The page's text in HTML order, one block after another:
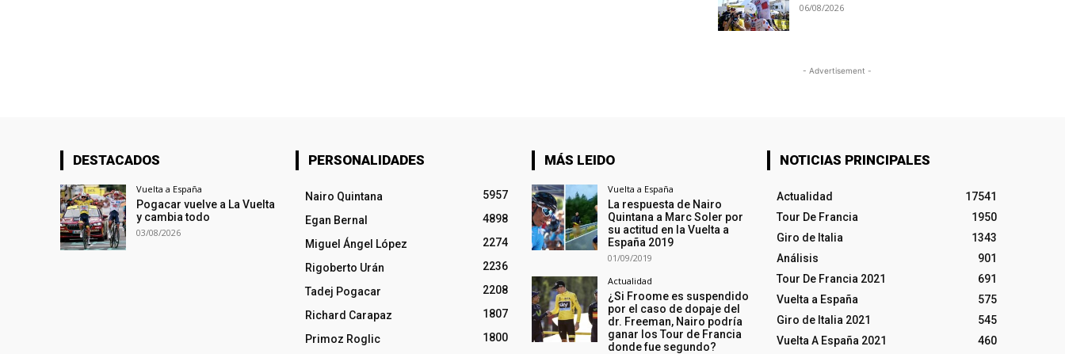
06/08/2026
- Advertisement -
DESTACADOS
Vuelta a España
Pogacar vuelve a La Vuelta
y cambia todo
03/08/2026
PERSONALIDADES
Nairo Quintana
5957
Egan Bernal
4898
Miguel Ángel López
2274
Rigoberto Urán
2236
Tadej Pogacar
2208
Richard Carapaz
1807
Primoz Roglic
1800
MÁS LEIDO
Vuelta a España
La respuesta de Nairo
Quintana a Marc Soler por
su actitud en la Vuelta a
España 2019
01/09/2019
Actualidad
¿Si Froome es suspendido
por el caso de dopaje del
dr. Freeman, Nairo podría
ganar los Tour de Francia
donde fue segundo?
NOTICIAS PRINCIPALES
Actualidad
17541
Tour De Francia
1950
Giro de Italia
1343
Análisis
901
Tour De Francia 2021
691
Vuelta a España
575
Giro de Italia 2021
545
Vuelta A España 2021
460